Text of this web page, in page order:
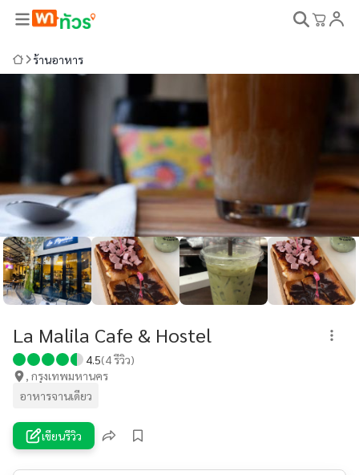
ร้านอาหาร
La Malila Cafe & Hostel
4.5(4รีวิว)
, กรุงเทพมหานคร
อาหารจานเดียว
เขียนรีวิว